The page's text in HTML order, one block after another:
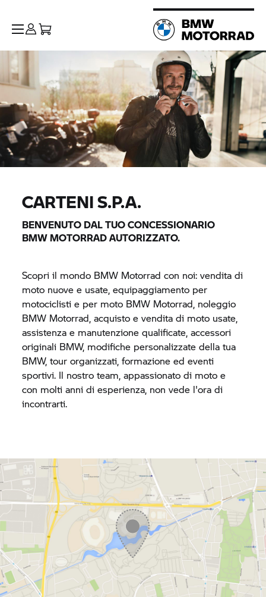
CARTENI S.P.A.
BENVENUTO DAL TUO CONCESSIONARIO
BMW MOTORRADAUTORIZZATO.
Scopri il mondo BMW Motorrad con noi: vendita di
moto nuove e usate, equipaggiamento per
motociclisti e per moto BMW Motorrad, noleggio
BMW Motorrad, acquisto e vendita di moto usate,
assistenza e manutenzione qualificate, accessori
originali BMW, modifiche personalizzate della tua
BMW, tour organizzati, formazione ed eventi
sportivi. Il nostro team, appassionato di moto e
con molti anni di esperienza, non vede l'ora di
incontrarti.